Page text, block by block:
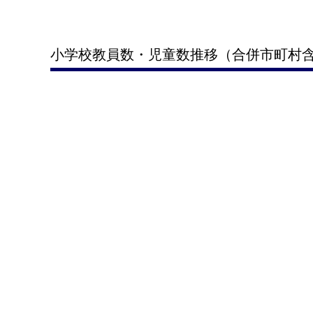
小学校教員数・児童数推移（合併市町村